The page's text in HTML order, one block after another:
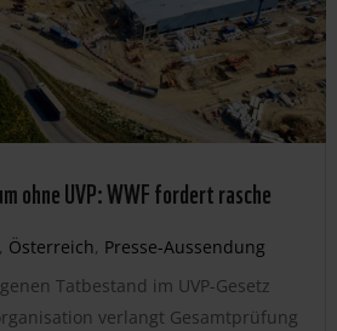
ohne UVP: WWF fordert rasche
, Österreich, Presse-Aussendung
Tatbestand im UVP-Gesetz
verlangt Gesamtprüfung